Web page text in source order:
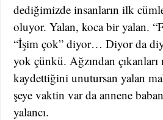
dediğimizde insanların ilk
oluyor. Yalan, koca bir yalan.
“İşim çok” diyor… Diyor da
yok çünkü. Ağzından çıkanları
kaydettiğini unutursan yalan
şeye vaktin var da annene
yalancı.